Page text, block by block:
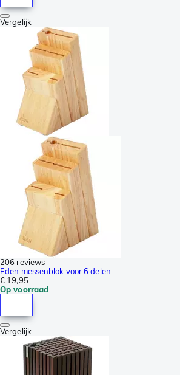
Vergelijk
206 reviews
Eden messenblok voor 6 delen
€ 19,95
Op voorraad
Vergelijk